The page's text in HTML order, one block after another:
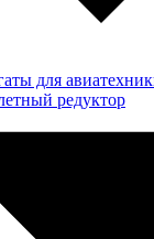
для
редуктор